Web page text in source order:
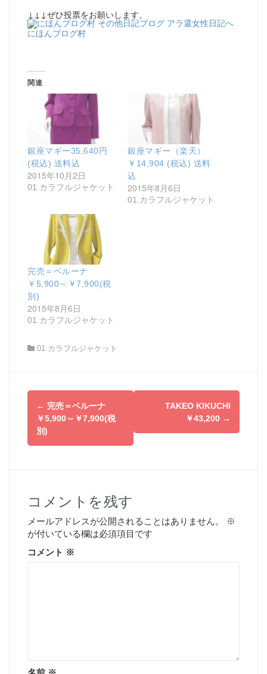
↓↓↓ぜひ投票をお願いします。
にほんブログ村
関連
銀座マギー35,640円
(税込) 送料込
2015年10月2日
01.カラフルジャケット
銀座マギー（楽天）
￥14,904 (税込) 送料
込
2015年8月6日
01.カラフルジャケット
完売＝ベルーナ
￥5,900～￥7,900(税
別)
2015年8月6日
01.カラフルジャケット
01.カラフルジャケット
投
稿
ナ
ゲ
ー
シ
ョ
← 完売＝ベルーナ
￥5,900～￥7,900(税
別)
TAKEO KIKUCHI
￥43,200 →
コメントを残す
メールアドレスが公開されることはありません。
※
が付いている欄は必須項目です
コメント ※